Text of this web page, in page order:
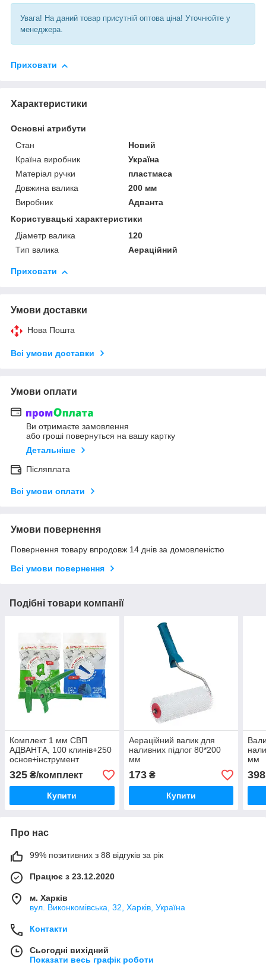
Увага! На даний товар присутній оптова ціна! Уточнюйте у
менеджера.
Приховати
Характеристики
Основні атрибути
Стан
Новий
Країна виробник
Україна
Матеріал ручки
пластмаса
Довжина валика
200 мм
Виробник
Адванта
Користувацькі характеристики
Діаметр валика
120
Тип валика
Аераційний
Приховати
Умови доставки
Нова Пошта
Всі умови доставки
Умови оплати
Ви отримаєте замовлення
або гроші повернуться на вашу картку
Детальніше
Післяплата
Всі умови оплати
Умови повернення
Повернення товару впродовж 14 днів за домовленістю
Всі умови повернення
Подібні товари компанії
Комплект 1 мм СВП
АДВАНТА, 100 клинів+250
основ+інструмент
325 ₴/комплект
Купити
Аераційний валик для
наливних підлог 80*200
мм
173₴
Купити
мм
Про нас
99% позитивних з 88 відгуків за рік
Працює з 23.12.2020
м. Харків
вул. Виконкомівська, 32, Харків, Україна
Контакти
Сьогодні вихідний
Показати весь графік роботи